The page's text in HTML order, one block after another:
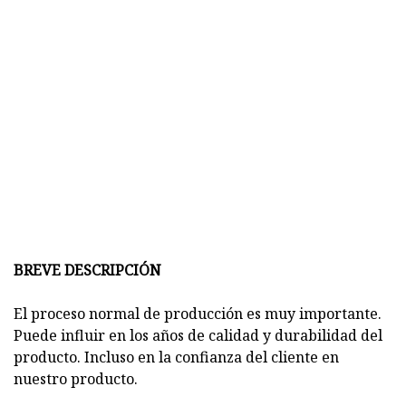
BREVE DESCRIPCIÓN
El proceso normal de producción es muy importante.
Puede influir en los años de calidad y durabilidad del
producto. Incluso en la confianza del cliente en
nuestro producto.